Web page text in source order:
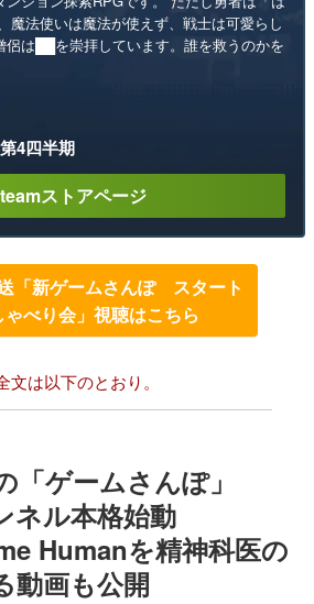
魔法使いは魔法が使えず、戦士は可愛らし
侶は██を崇拝しています。誰を救うのかを
4四半期
ストアページ
「新ゲームさんぽ スタート
べり会」視聴はこちら
は以下のとおり。
「ゲームさんぽ」
ル本格始動
Humanを精神科医の
動画も公開